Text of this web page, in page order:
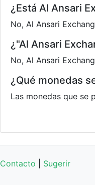
¿Está Al Ansari
No, Al Ansari
¿"Al Ansari
No, Al Ansari
¿Qué monedas
Las monedas que se
Contacto Sugerir